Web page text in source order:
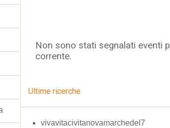
Non sono stati segnalati eventi
corrente.
Ultime ricerche
vivavitacivitanovamarchedel7